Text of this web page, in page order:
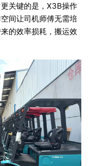
关键的是，X3B操作
间让司机师傅无需培
的效率损耗，搬运效